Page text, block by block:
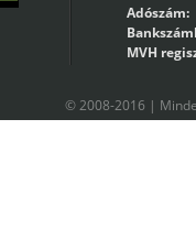
Adószám:
MVH
© 2008-2016 |